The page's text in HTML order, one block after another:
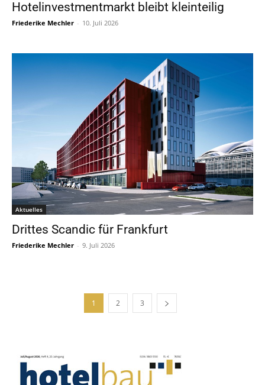
Hotelinvestmentmarkt bleibt kleinteilig
Friederike Mechler - 10. Juli 2026
Aktuelles
Drittes Scandic für Frankfurt
Friederike Mechler - 9. Juli 2026
1 2 3